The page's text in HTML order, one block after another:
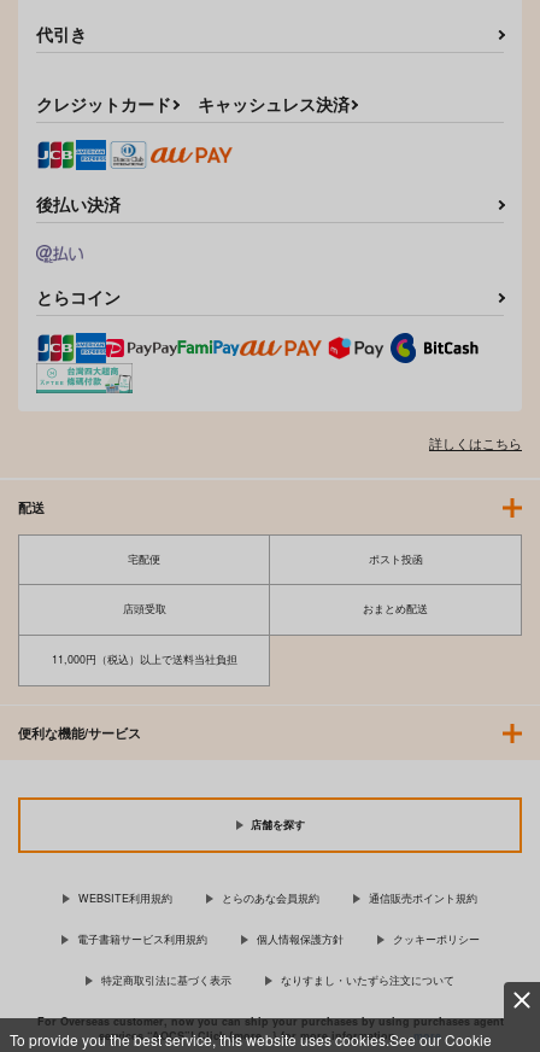
To provide you the best service, this website uses cookies.See our Cookie
代引き
クレジットカード キャッシュレス決済
後払い決済
とらコイン
詳しくはこちら
配送
宅配便 ポスト投函
店頭受取 おまとめ配送
11,000円（税込）以上で送料当社負担
便利な機能/サービス
店舗を探す
WEBSITE利用規約 とらのあな会員規約 通信販売ポイント規約
電子書籍サービス利用規約 個人情報保護方針 クッキーポリシー
特定商取引法に基づく表示 なりすまし・いたずら注文について
For Overseas customer, now you can ship your purchases by using purchases agent
services “AOCS”! Click {more…} for more information …more